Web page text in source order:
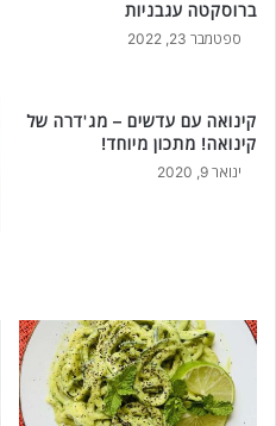
ל
מ
ע
צ
ברוסקטה עגבניות
ספטמבר 23, 2022
קינואה עם עדשים – מג'דרה של
קינואה! מתכון מיוחד!
ינואר 9, 2020